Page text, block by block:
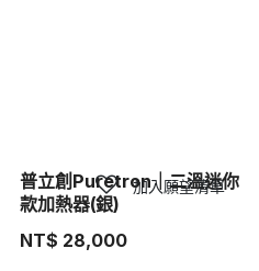
普立創Puretron｜二溫迷你
款加熱器(銀)
NT$ 28,000
加入願望清單